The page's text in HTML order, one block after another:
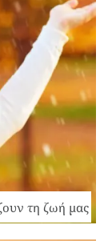
τη ζωή μας